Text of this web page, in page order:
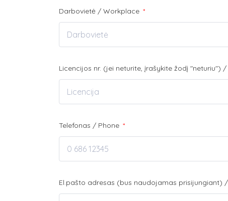
Darbovietė / Workplace *
Licencijos nr. (jei neturite, įrašykite žodį "neturiu")
Telefonas / Phone *
El.pašto adresas (bus naudojamas prisijungiant)